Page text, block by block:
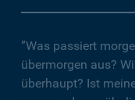
”Was passiert
übermorgen aus?
überhaupt? Ist